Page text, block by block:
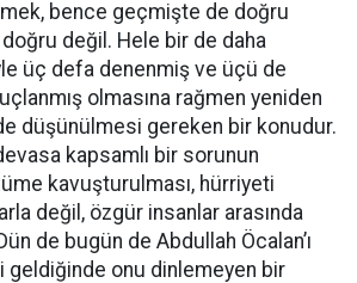
bence geçmişte de doğru
değil. Hele bir de daha
üç defa denenmiş ve üçü de
olmasına rağmen yeniden
düşünülmesi gereken bir konudur.
kapsamlı bir sorunun
kavuşturulması, hürriyeti
değil, özgür insanlar arasında
de bugün de Abdullah Öcalan’ı
geldiğinde onu dinlemeyen bir